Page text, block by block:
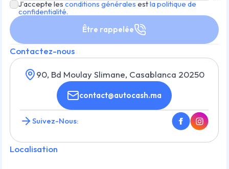
J'accepte les conditions générales estla politique de
confidentialité.
Être rappelée
Contactez-nous
90, Bd Moulay Slimane, Casablanca 20250
contact@autocash.ma
Suivez-Nous:
Localisation